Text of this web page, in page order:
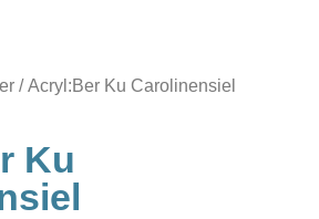
/ Acryl:Ber Ku Carolinensiel
Ku